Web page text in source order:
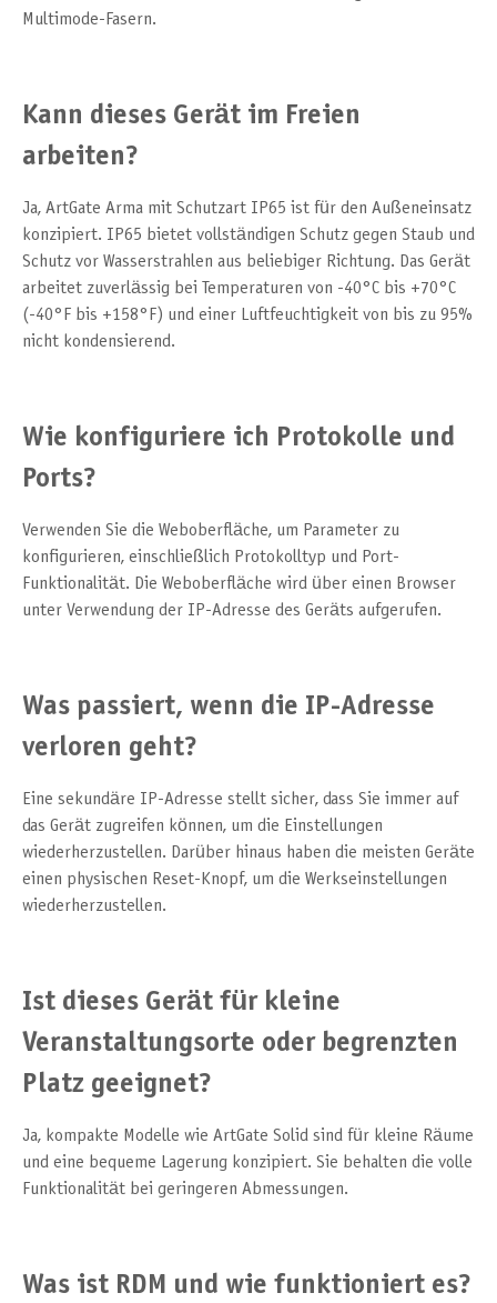
Multimode-Fasern.
Kann dieses Gerät im Freien
arbeiten?
Ja, ArtGate Arma mit Schutzart IP65 ist für den Außeneinsatz
konzipiert. IP65 bietet vollständigen Schutz gegen Staub und
Schutz vor Wasserstrahlen aus beliebiger Richtung. Das Gerät
arbeitet zuverlässig bei Temperaturen von -40°C bis +70°C
(-40°F bis +158°F) und einer Luftfeuchtigkeit von bis zu 95%
nicht kondensierend.
Wie konfiguriere ich Protokolle und
Ports?
Verwenden Sie die Weboberfläche, um Parameter zu
konfigurieren, einschließlich Protokolltyp und Port-
Funktionalität. Die Weboberfläche wird über einen Browser
unter Verwendung der IP-Adresse des Geräts aufgerufen.
Was passiert, wenn die IP-Adresse
verloren geht?
Eine sekundäre IP-Adresse stellt sicher, dass Sie immer auf
das Gerät zugreifen können, um die Einstellungen
wiederherzustellen. Darüber hinaus haben die meisten Geräte
einen physischen Reset-Knopf, um die Werkseinstellungen
wiederherzustellen.
Ist dieses Gerät für kleine
Veranstaltungsorte oder begrenzten
Platz geeignet?
Ja, kompakte Modelle wie ArtGate Solid sind für kleine Räume
und eine bequeme Lagerung konzipiert. Sie behalten die volle
Funktionalität bei geringeren Abmessungen.
Was ist RDM und wie funktioniert es?